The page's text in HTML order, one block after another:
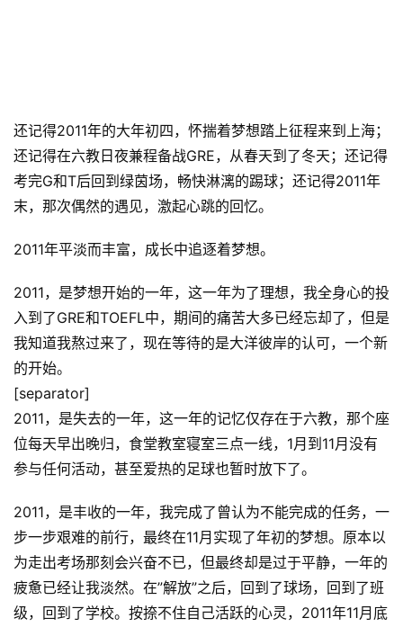
还记得2011年的大年初四，怀揣着梦想踏上征程来到上海；
还记得在六教日夜兼程备战GRE，从春天到了冬天；还记得
考完G和T后回到绿茵场，畅快淋漓的踢球；还记得2011年
末，那次偶然的遇见，激起心跳的回忆。
2011年平淡而丰富，成长中追逐着梦想。
2011，是梦想开始的一年，这一年为了理想，我全身心的投
入到了GRE和TOEFL中，期间的痛苦大多已经忘却了，但是
我知道我熬过来了，现在等待的是大洋彼岸的认可，一个新
的开始。
[separator]
2011，是失去的一年，这一年的记忆仅存在于六教，那个座
位每天早出晚归，食堂教室寝室三点一线，1月到11月没有
参与任何活动，甚至爱热的足球也暂时放下了。
2011，是丰收的一年，我完成了曾认为不能完成的任务，一
步一步艰难的前行，最终在11月实现了年初的梦想。原本以
为走出考场那刻会兴奋不已，但最终却是过于平静，一年的
疲惫已经让我淡然。在”解放”之后，回到了球场，回到了班
级，回到了学校。按捺不住自己活跃的心灵，2011年11月底